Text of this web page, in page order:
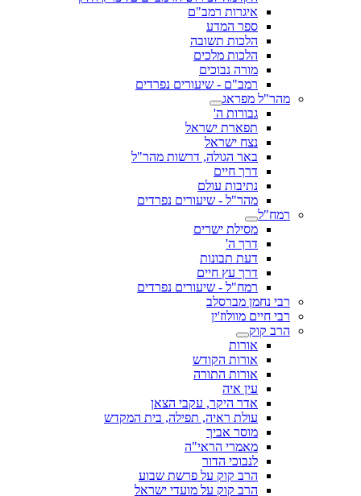
איגרות רמב"ם
ספר המדע
הלכות תשובה
הלכות מלכים
מורה נבוכים
רמב"ם - שיעורים נפרדים
מהר"ל מפראג
גבורות ה'
תפארת ישראל
נצח ישראל
באר הגולה, דרשות מהר"ל
דרך חיים
נתיבות עולם
מהר"ל - שיעורים נפרדים
רמח"ל
מסילת ישרים
דרך ה'
דעת תבונות
דרך עץ חיים
רמח"ל - שיעורים נפרדים
רבי נחמן מברסלב
רבי חיים מוולוז'ין
הרב קוק
אורות
אורות הקודש
אורות התורה
עין איה
אדר היקר, עקבי הצאן
עולת ראיה, תפילה, בית המקדש
מוסר אביך
מאמרי הראי"ה
לנבוכי הדור
הרב קוק על פרשת שבוע
הרב קוק על מועדי ישראל